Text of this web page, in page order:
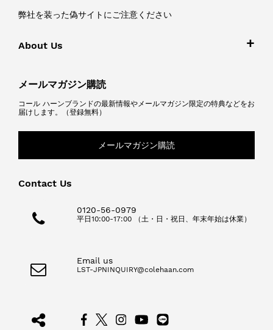
弊社を装った偽サイトにご注意ください
About Us
メールマガジン購読
コール ハーンブランドの最新情報やメールマガジン限定の特典などをお
届けします。（登録無料）
メールマガジン購読
Contact Us
0120-56-0979
平日10:00-17:00 （土・日・祝日、年末年始は休業）
Email us
LST-JPNINQUIRY@colehaan.com